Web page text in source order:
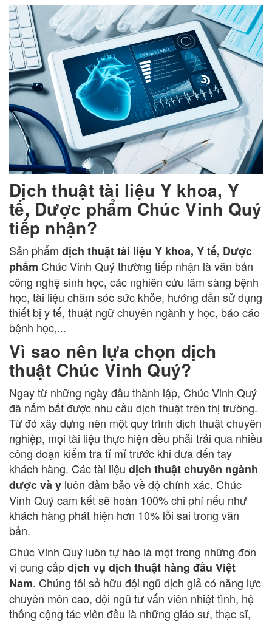
Dịch thuật tài liệu Y khoa, Y
tế, Dược phẩm Chúc Vinh Quý
tiếp nhận?
Sản phẩm dịch thuật tài liệu Y khoa, Y tế, Dược
phẩm Chúc Vinh Quý thường tiếp nhận là văn bản
công nghệ sinh học, các nghiên cứu lâm sàng bệnh
học, tài liệu chăm sóc sức khỏe, hướng dẫn sử dụng
thiết bị y tế, thuật ngữ chuyên ngành y học, báo cáo
bệnh học,...
Vì sao nên lựa chọn dịch
thuật Chúc Vinh Quý?
Ngay từ những ngày đầu thành lập, Chúc Vinh Quý
đã nắm bắt được nhu cầu dịch thuật trên thị trường.
Từ đó xây dựng nên một quy trình dịch thuật chuyên
nghiệp, mọi tài liệu thực hiện đều phải trải qua nhiều
công đoạn kiểm tra tỉ mỉ trước khi đưa đến tay
khách hàng. Các tài liệu dịch thuật chuyên ngành
dược và y luôn đảm bảo về độ chính xác. Chúc
Vinh Quý cam kết sẽ hoàn 100% chi phí nếu như
khách hàng phát hiện hơn 10% lỗi sai trong văn
bản.
Chúc Vinh Quý luôn tự hào là một trong những đơn
vị cung cấpdịch vụ dịch thuật hàng đầu Việt
Nam. Chúng tôi sở hữu đội ngũ dịch giả có năng lực
chuyên môn cao, đội ngũ tư vấn viên nhiệt tình, hệ
thống cộng tác viên đều là những giáo sư, thạc sĩ,